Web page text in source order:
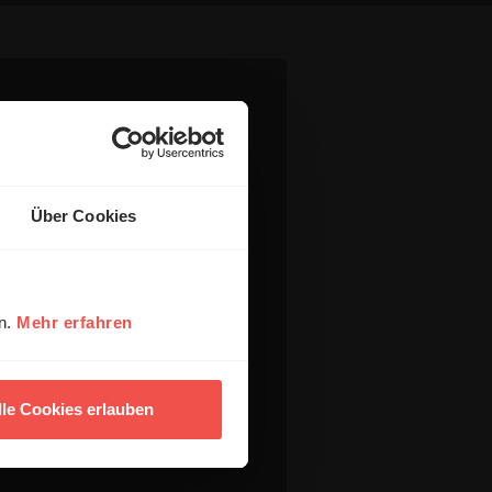
Über Cookies
Mehr erfahren
Cookies erlauben